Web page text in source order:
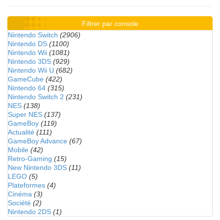
Filtrer par console
Nintendo Switch (2906)
Nintendo DS (1100)
Nintendo Wii (1081)
Nintendo 3DS (929)
Nintendo Wii U (682)
GameCube (422)
Nintendo 64 (315)
Nintendo Switch 2 (231)
NES (138)
Super NES (137)
GameBoy (119)
Actualité (111)
GameBoy Advance (67)
Mobile (42)
Retro-Gaming (15)
New Nintendo 3DS (11)
LEGO (5)
Plateformes (4)
Cinéma (3)
Société (2)
Nintendo 2DS (1)